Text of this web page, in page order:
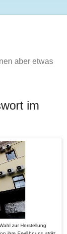
aber etwas
im
zur Herstellung